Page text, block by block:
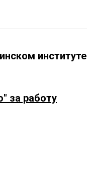
институте
за работу